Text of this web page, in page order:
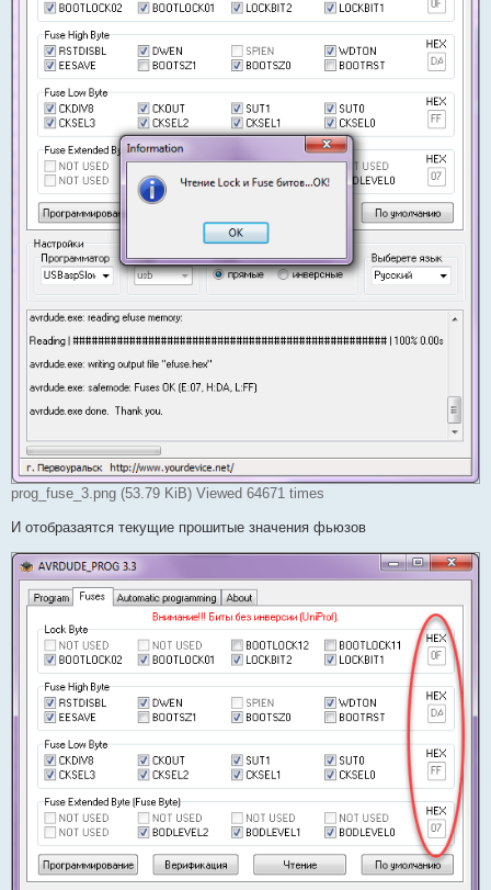
prog_fuse_3.png (53.79 KiB) Viewed 64671 times
И отобразаятся текущие прошитые значения фьюзов